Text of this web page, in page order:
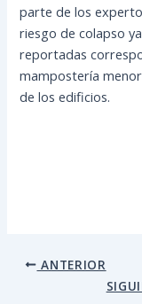
parte de los
riesgo de colapso
reportadas
mampostería
de los edificios.
ANTERIOR